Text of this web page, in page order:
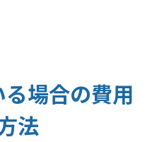
場合の費用
法